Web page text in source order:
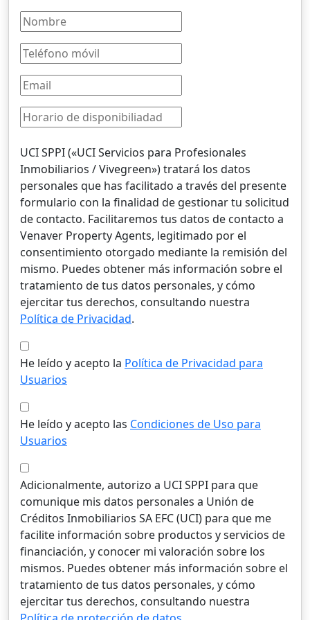
UCI SPPI («UCI Servicios para Profesionales
Inmobiliarios / Vivegreen») tratará los datos
personales que has facilitado a través del presente
formulario con la finalidad de gestionar tu solicitud
de contacto. Facilitaremos tus datos de contacto a
Venaver Property Agents, legitimado por el
consentimiento otorgado mediante la remisión del
mismo. Puedes obtener más información sobre el
tratamiento de tus datos personales, y cómo
ejercitar tus derechos, consultando nuestra
Política de Privacidad.
He leído y acepto la Política de Privacidad para
Usuarios
He leído y acepto las Condiciones de Uso para
Usuarios
Adicionalmente, autorizo a UCI SPPI para que
comunique mis datos personales a Unión de
Créditos Inmobiliarios SA EFC (UCI) para que me
facilite información sobre productos y servicios de
financiación, y conocer mi valoración sobre los
mismos. Puedes obtener más información sobre el
tratamiento de tus datos personales, y cómo
ejercitar tus derechos, consultando nuestra